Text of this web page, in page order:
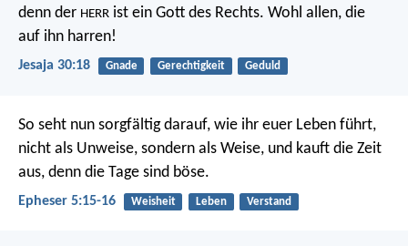
denn der HERR ist ein Gott des Rechts. Wohl allen, die
auf ihn harren!
Jesaja 30:18 Gnade Gerechtigkeit Geduld
So seht nun sorgfältig darauf, wie ihr euer Leben führt,
nicht als Unweise, sondern als Weise, und kauft die Zeit
aus, denn die Tage sind böse.
Epheser 5:15-16 Weisheit Leben Verstand